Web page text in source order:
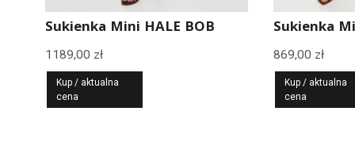
Sukienka Mini HALE BOB
1189,00 zł
Kup / aktualna
cena
Sukienka
869,00 zł
Kup / aktualna
cena